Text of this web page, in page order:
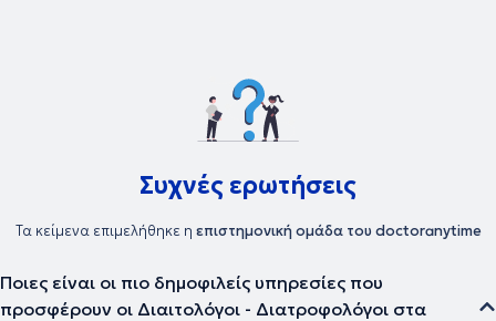
έτσι ώστε να υιοθετήσουν ένα πιο υγιεινό τρόπο διατροφής τον
οποίο και θα διατηρήσουν για πιο μεγάλο χρονικό διάστημα.
Συχνές ερωτήσεις
Τα κείμενα επιμελήθηκε η επιστημονική ομάδα του doctoranytime
Ποιες είναι οι πιο δημοφιλείς υπηρεσίες που
προσφέρουν οι Διαιτολόγοι - Διατροφολόγοι στα